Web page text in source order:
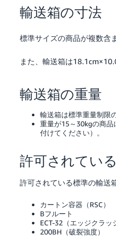
JP
- JP
っ
そ
始
め
輸送箱の寸法
標準サイズの商品が複数含
また、輸送箱は
輸送箱の重量
輸送箱は標準重量制限
重量が15～30kgの商品
付けてください）。
許可されてい
許可されている標準の輸送
カートン容器（RSC）
Bフルート
ECT-32（エッジクラッ
200BH（破裂強度）